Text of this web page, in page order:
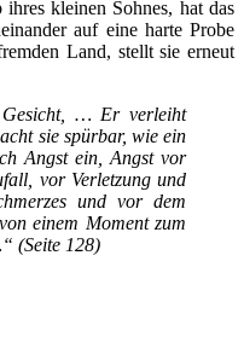
kleinen Sohnes, hat das
auf eine harte Probe
Land, stellt sie erneut
Gesicht, … Er verleiht
sie spürbar, wie ein
Angst ein, Angst vor
vor Verletzung und
und vor dem
einem Moment zum
(Seite 128)